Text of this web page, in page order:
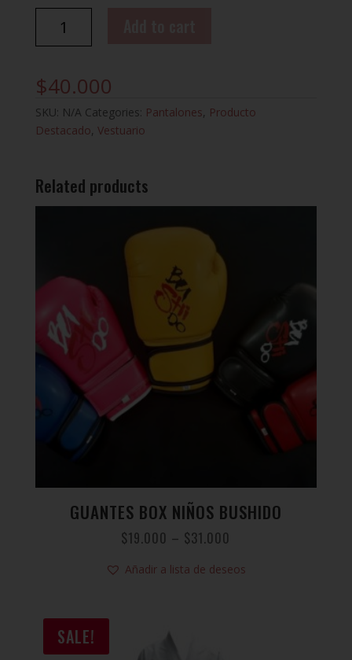
JOGGINS
quantity
$40.000
SKU: N/A Categories: Pantalones, Producto
Destacado, Vestuario
Related products
GUANTES BOX NIÑOS BUSHIDO
$19.000 – $31.000
Añadir a lista de deseos
SALE!